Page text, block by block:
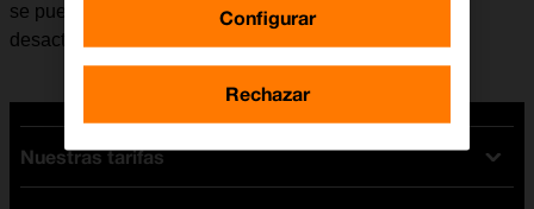
se puede utilizar Wi-Fi aunque los datos móviles estén
desactivados.
Nuestras tarifas
Configurar
Rechazar